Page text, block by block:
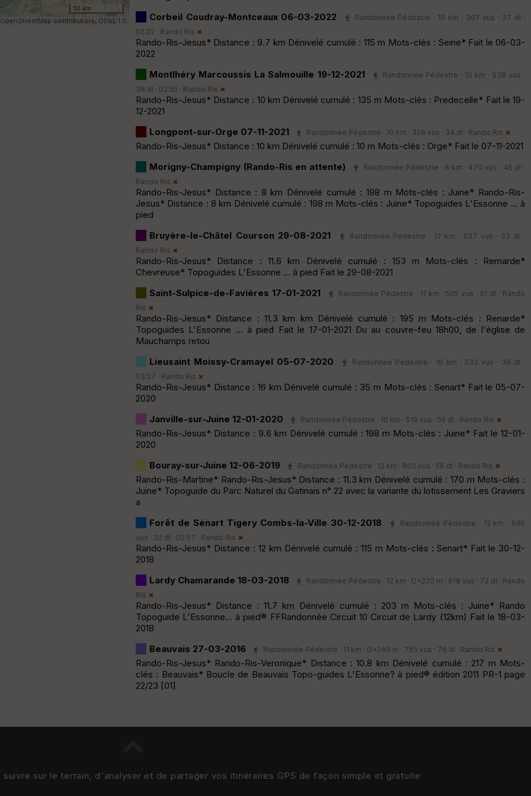
10 km
OpenStreetMap contributors, ODbL 1.0
Corbeil Coudray-Montceaux 06-03-2022
Randonnée Pédestre · 10 km · 367 vus · 37 dl ·
02:22 · Rando Ris
Rando-Ris-Jesus* Distance : 9.7 km Dénivelé cumulé : 115 m Mots-clés : Seine* Fait le 06-03-
2022
Montlhéry Marcoussis La Salmouille 19-12-2021
Randonnée Pédestre · 10 km · 538 vus ·
38 dl · 02:55 · Rando Ris
Rando-Ris-Jesus* Distance : 10 km Dénivelé cumulé : 135 m Mots-clés : Predecelle* Fait le 19-
12-2021
Longpont-sur-Orge 07-11-2021
Randonnée Pédestre · 10 km · 328 vus · 34 dl · Rando Ris
Rando-Ris-Jesus* Distance : 10 km Dénivelé cumulé : 10 m Mots-clés : Orge* Fait le 07-11-2021
Morigny-Champigny (Rando-Ris en attente)
Randonnée Pédestre · 8 km · 470 vus · 45 dl ·
Rando Ris
Rando-Ris-Jesus* Distance : 8 km Dénivelé cumulé : 198 m Mots-clés : Juine* Rando-Ris-
Jesus* Distance : 8 km Dénivelé cumulé : 198 m Mots-clés : Juine* Topoguides L'Essonne ... à
pied
Bruyère-le-Châtel Courson 29-08-2021
Randonnée Pédestre · 12 km · 537 vus · 53 dl ·
Rando Ris
Rando-Ris-Jesus* Distance : 11.6 km Dénivelé cumulé : 153 m Mots-clés : Remarde*
Chevreuse* Topoguides L'Essonne ... à pied Fait le 29-08-2021
Saint-Sulpice-de-Favières 17-01-2021
Randonnée Pédestre · 11 km · 505 vus · 51 dl · Rando
Ris
Rando-Ris-Jesus* Distance : 11.3 km km Dénivelé cumulé : 195 m Mots-clés : Renarde*
Topoguides L'Essonne ... à pied Fait le 17-01-2021 Du au couvre-feu 18h00, de l'église de
Mauchamps retou
Lieusaint Moissy-Cramayel 05-07-2020
Randonnée Pédestre · 16 km · 533 vus · 39 dl ·
03:57 · Rando Ris
Rando-Ris-Jesus* Distance : 16 km Dénivelé cumulé : 35 m Mots-clés : Senart* Fait le 05-07-
2020
Janville-sur-Juine 12-01-2020
Randonnée Pédestre · 10 km · 519 vus · 55 dl · Rando Ris
Rando-Ris-Jesus* Distance : 9.6 km Dénivelé cumulé : 198 m Mots-clés : Juine* Fait le 12-01-
2020
Bouray-sur-Juine 12-06-2019
Randonnée Pédestre · 12 km · 802 vus · 56 dl · Rando Ris
Rando-Ris-Martine* Rando-Ris-Jesus* Distance : 11.3 km Dénivelé cumulé : 170 m Mots-clés :
Juine* Topoguide du Parc Naturel du Gatinais n° 22 avec la variante du lotissement Les Graviers
a
Forêt de Sénart Tigery Combs-la-Ville 30-12-2018
Randonnée Pédestre · 12 km · 685
vus · 32 dl · 02:57 · Rando Ris
Rando-Ris-Jesus* Distance : 12 km Dénivelé cumulé : 115 m Mots-clés : Senart* Fait le 30-12-
2018
Lardy Chamarande 18-03-2018
Randonnée Pédestre · 12 km · D+220 m · 818 vus · 72 dl · Rando
Ris
Rando-Ris-Jesus* Distance : 11.7 km Dénivelé cumulé : 203 m Mots-clés : Juine* Rando
Topoguide L'Essonne… à pied® FFRandonnée Circuit 10 Circuit de Lardy (12km) Fait le 18-03-
2018
Beauvais 27-03-2016
Randonnée Pédestre · 11 km · D+240 m · 765 vus · 76 dl · Rando Ris
Rando-Ris-Jesus* Rando-Ris-Veronique* Distance : 10.8 km Dénivelé cumulé : 217 m Mots-
clés : Beauvais* Boucle de Beauvais Topo-guides L'Essonne? à pied® édition 2011 PR-1 page
22/23 [01]
sur le terrain, d'analyser et de partager vos itinéraires GPS de façon simple et gratuite